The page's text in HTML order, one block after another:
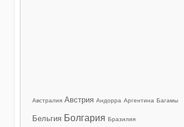
Австралия Австрия Андорра Аргентина Багамы
Бельгия Болгария Бразилия